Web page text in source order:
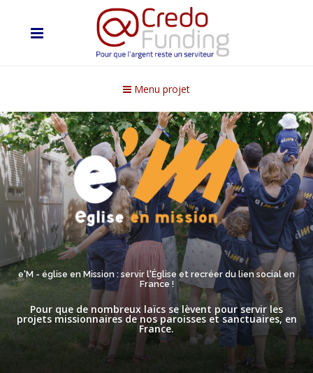
Menu projet
e'M - église en Mission : servir l'Église et recréer du lien social en
France !
Pour que de nombreux laïcs se lèvent pour servir les
projets missionnaires de nos paroisses et sanctuaires, en
France.